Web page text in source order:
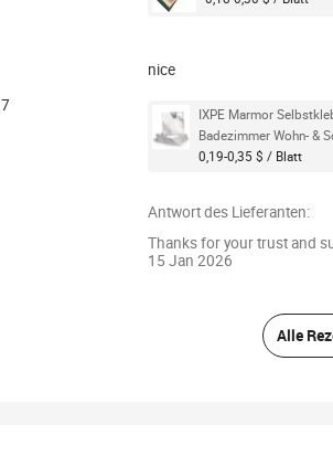
nice
IXPE Marmor
Badezimmer Wohn- &
0,19-0,35 $ / Blatt
Antwort des Lieferanten:
Thanks for your trust and
15 Jan 2026
Alle